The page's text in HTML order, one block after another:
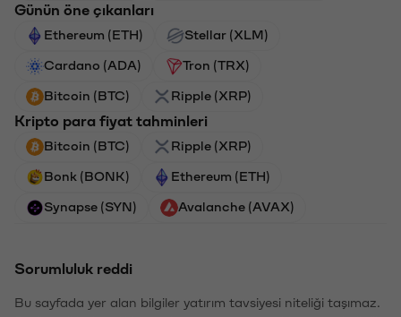
Günün öne çıkanları
Ethereum (ETH) Stellar (XLM)
Cardano (ADA) Tron (TRX)
Bitcoin (BTC) Ripple (XRP)
Kripto para fiyat tahminleri
Bitcoin (BTC) Ripple (XRP)
Bonk (BONK) Ethereum (ETH)
Synapse (SYN) Avalanche (AVAX)
Sorumluluk reddi
Bu sayfada yer alan bilgiler yatırım tavsiyesi niteliği taşımaz.